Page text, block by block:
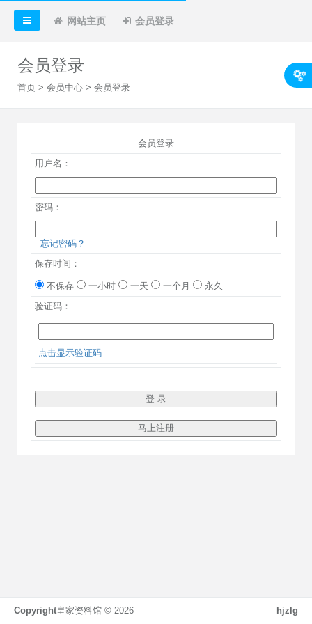
网站主页 会员登录
会员登录
首页 > 会员中心 > 会员登录
会员登录
用户名：
密码：
忘记密码？
保存时间：
不保存 一小时 一天 一个月
永久
验证码：
点击显示验证码
hjzlg
Copyright皇家资料馆 © 2026